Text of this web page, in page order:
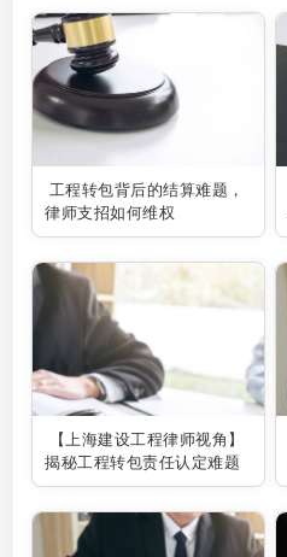
工程转包背后的结算难题，
律师支招如何维权
【上海建设工程律师视角】
揭秘工程转包责任认定难题